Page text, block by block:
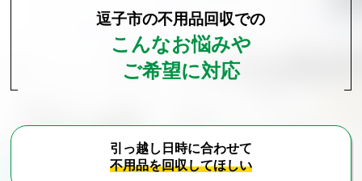
逗子市の不用品回収での
こんなお悩みや
ご希望に対応
引っ越し日時に合わせて
不用品を回収してほしい